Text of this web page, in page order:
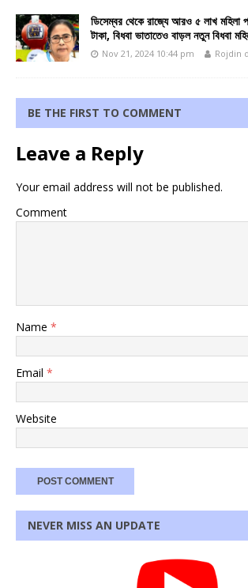
ডিসেম্বর থেকে রাজ্যে আরও ৫ লাখ মহিলা
টাকা, বিধবা ভাতাতেও বাড়ল নতুন বিধবা
Nov 21, 2024 10:44 pm Rojdin
BE THE FIRST TO COMMENT
Leave a Reply
Your email address will not be published.
Comment
Name *
Email *
Website
NEVER MISS AN UPDATE